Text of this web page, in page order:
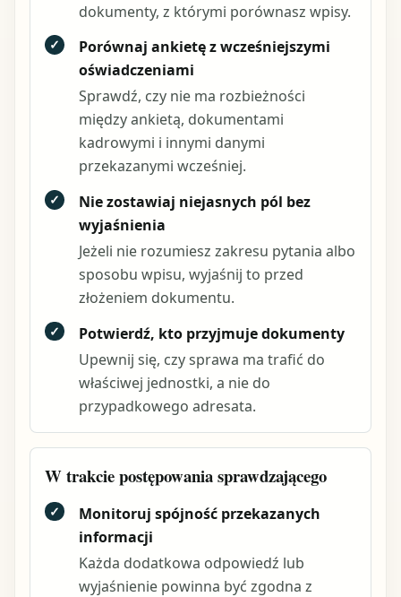
dokumenty, z którymi porównasz wpisy.
✓
Porównaj ankietę z wcześniejszymi
oświadczeniami
Sprawdź, czy nie ma rozbieżności
między ankietą, dokumentami
kadrowymi i innymi danymi
przekazanymi wcześniej.
✓
Nie zostawiaj niejasnych pól bez
wyjaśnienia
Jeżeli nie rozumiesz zakresu pytania albo
sposobu wpisu, wyjaśnij to przed
złożeniem dokumentu.
✓
Potwierdź, kto przyjmuje dokumenty
Upewnij się, czy sprawa ma trafić do
właściwej jednostki, a nie do
przypadkowego adresata.
W trakcie postępowania sprawdzającego
✓
Monitoruj spójność przekazanych
informacji
Każda dodatkowa odpowiedź lub
wyjaśnienie powinna być zgodna z